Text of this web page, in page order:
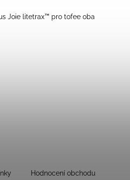
Joie litetrax™ pro tofee oba
Hodnocení obchodu